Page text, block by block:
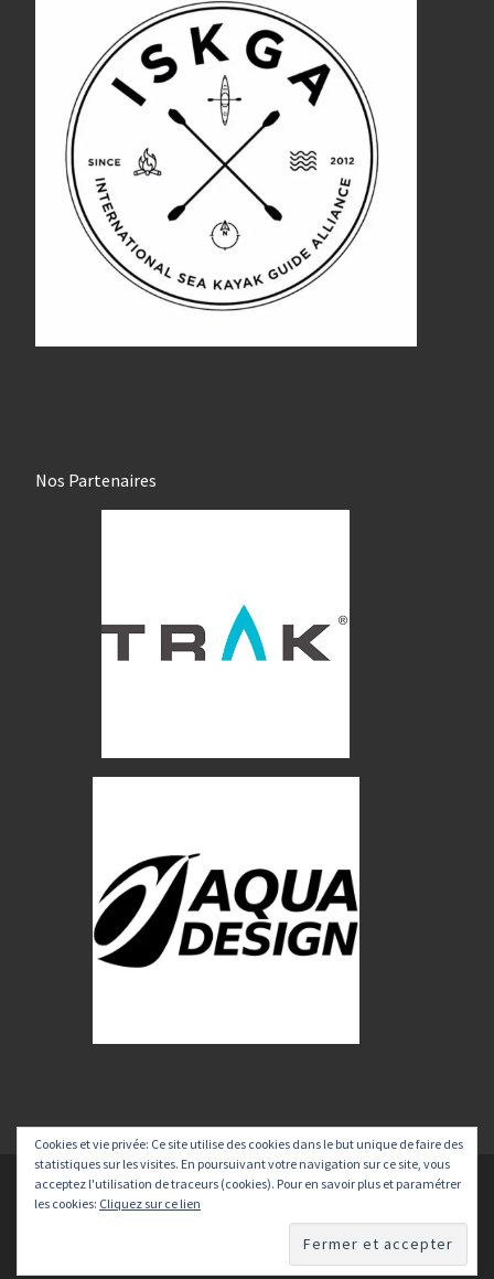
Nos Partenaires
© 2026 Voyage Kayak – Tous les droits sont réservés
Cookies et vie privée: Ce site utilise des cookies dans le but unique de faire des
statistiques sur les visites. En poursuivant votre navigation sur ce site, vous
acceptez l'utilisation de traceurs (cookies). Pour en savoir plus et paramétrer
les cookies: Cliquez sur ce lien